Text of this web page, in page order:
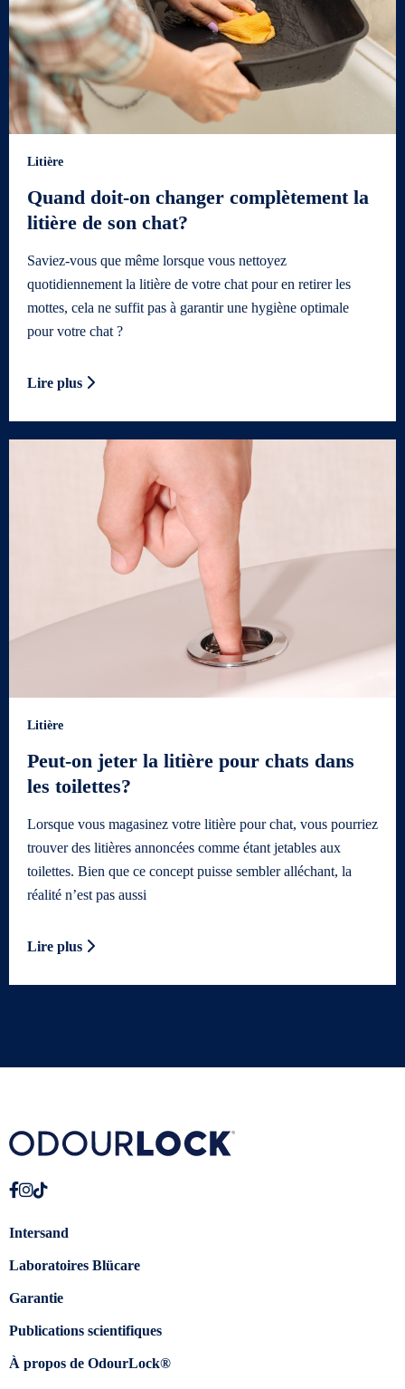
Litière
Quand doit-on changer complètement la
litière de son chat?
Saviez-vous que même lorsque vous nettoyez
quotidiennement la litière de votre chat pour en retirer les
mottes, cela ne suffit pas à garantir une hygiène optimale
pour votre chat ?
Lire plus
Litière
Peut-on jeter la litière pour chats dans
les toilettes?
Lorsque vous magasinez votre litière pour chat, vous pourriez
trouver des litières annoncées comme étant jetables aux
toilettes. Bien que ce concept puisse sembler alléchant, la
réalité n’est pas aussi
Lire plus
Intersand
Laboratoires Blücare
Garantie
Publications scientifiques
À propos de OdourLock®